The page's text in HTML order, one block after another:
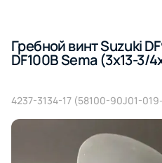
Гребной винт Suzuki
DF100B Sema (3x13-3/
4237-3134-17 (58100-90J01-